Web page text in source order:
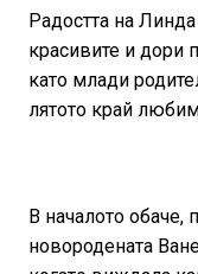
Радостта на
красивите и дори
като млади
лятото край
В началото
новородената